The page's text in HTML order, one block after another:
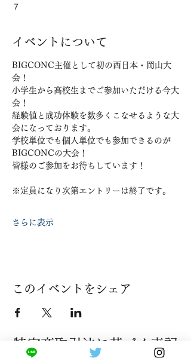
７
イベントについて
BIGCONC主催として初の西日本・岡山大
会！
小学生から高校生までご参加いただける今大
会！
経験値と成功体験を数多くこなせるような大
会になっております。
学校単位でも個人単位でも参加できるのが
BIGCONCの大会！
皆様のご参加をお待ちしています！
※定員になり次第エントリーは終了です。
さらに表示
このイベントをシェア
​特定商取引法に基づく表記